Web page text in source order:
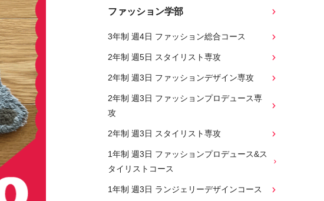
ファッション学部
3年制 週4日 ファッション総合コース
2年制 週5日 スタイリスト専攻
2年制 週3日 ファッションデザイン専攻
2年制 週3日 ファッションプロデュース専
攻
2年制 週3日 スタイリスト専攻
1年制 週3日 ファッションプロデュース&ス
タイリストコース
1年制 週3日 ランジェリーデザインコース